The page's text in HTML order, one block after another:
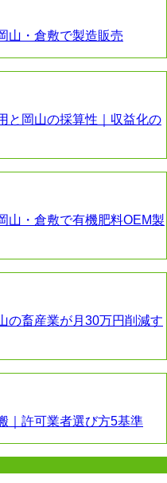
山・倉敷で製造販売
と岡山の採算性｜収益化の
山・倉敷で有機肥料OEM製
の畜産業が月30万円削減す
｜許可業者選び方5基準